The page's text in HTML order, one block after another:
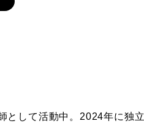
して活動中。2024年に独立